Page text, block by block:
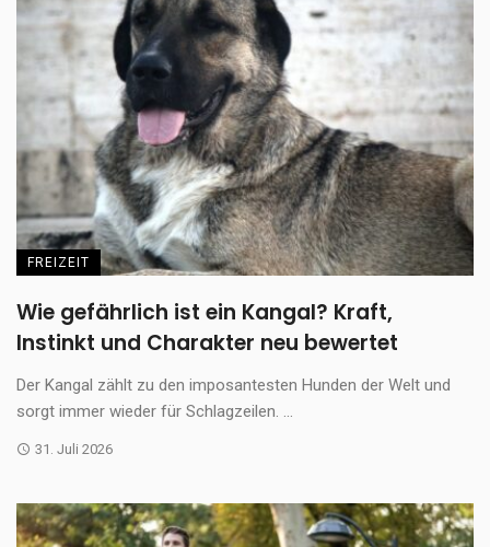
FREIZEIT
Wie gefährlich ist ein Kangal? Kraft,
Instinkt und Charakter neu bewertet
Der Kangal zählt zu den imposantesten Hunden der Welt und
sorgt immer wieder für Schlagzeilen. ...
31. Juli 2026